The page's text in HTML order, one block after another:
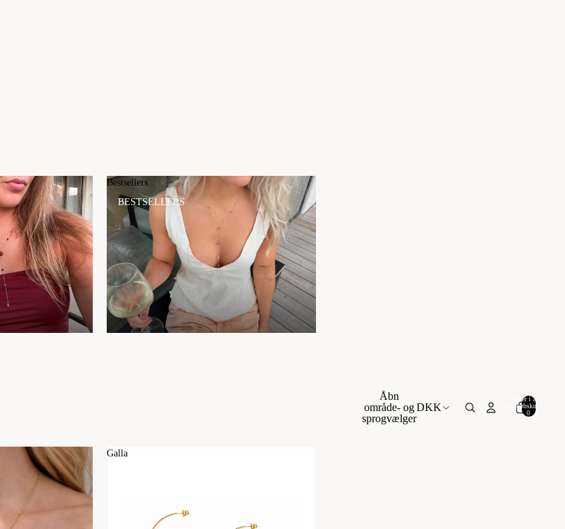
Bestsellers
BESTSELLERS
Galla
Åbn
område- og
sprogvælger
DKK
Varer i alt i
indkøbskurven:
0